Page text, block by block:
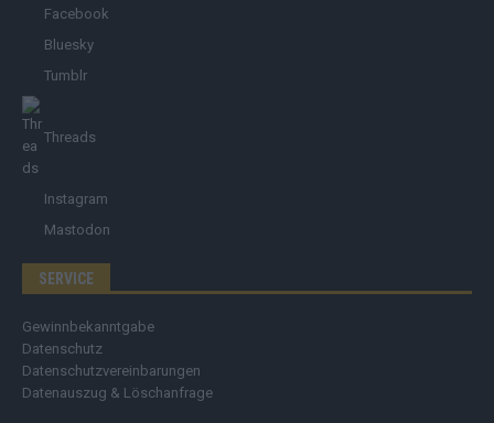
Facebook
Bluesky
Threads
Instagram
Mastodon
SERVICE
Gewinnbekanntgabe